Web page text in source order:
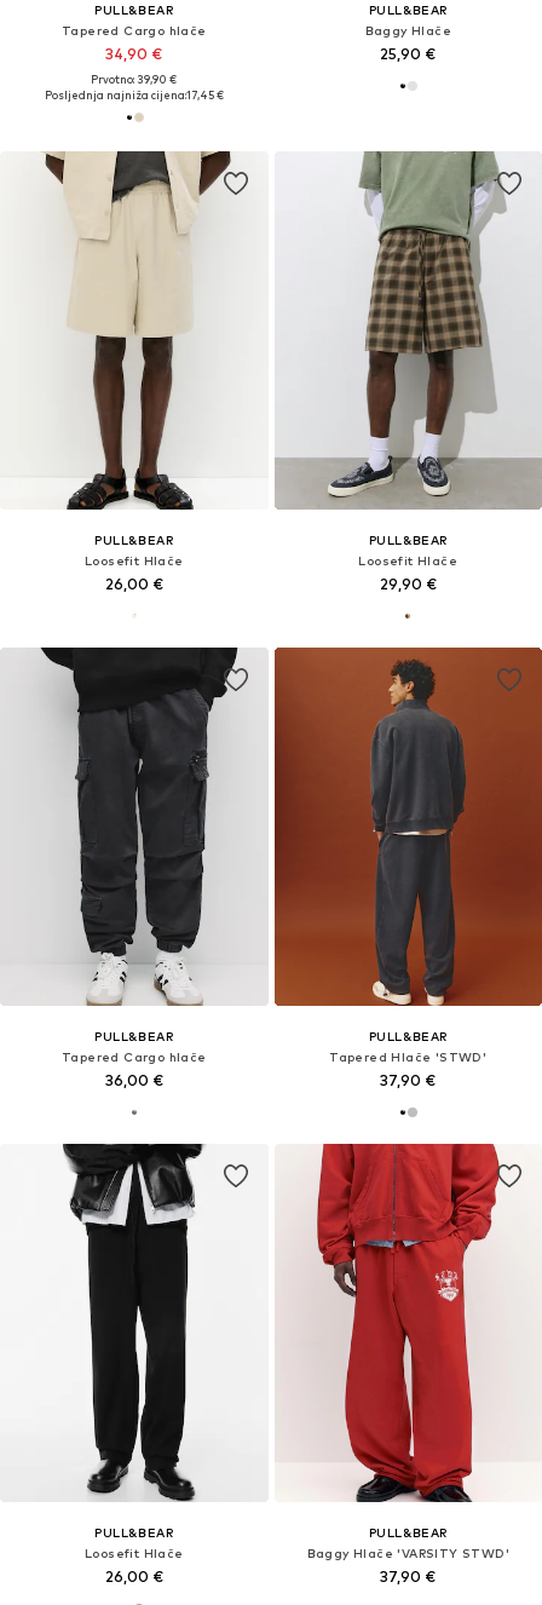
PULL&BEAR
Tapered Cargo hlače
34,90 €
Prvotno: 39,90 €
Posljednja najniža cijena:17,45 €
PULL&BEAR
Baggy Hlače
25,90 €
PULL&BEAR
Loosefit Hlače
26,00 €
PULL&BEAR
Loosefit Hlače
29,90 €
PULL&BEAR
Tapered Cargo hlače
36,00 €
PULL&BEAR
Tapered Hlače 'STWD'
37,90 €
PULL&BEAR
Loosefit Hlače
26,00 €
PULL&BEAR
Baggy Hlače 'VARSITY STWD'
37,90 €